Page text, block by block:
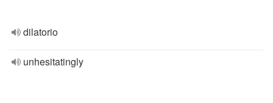
dilatorio
unhesitatingly